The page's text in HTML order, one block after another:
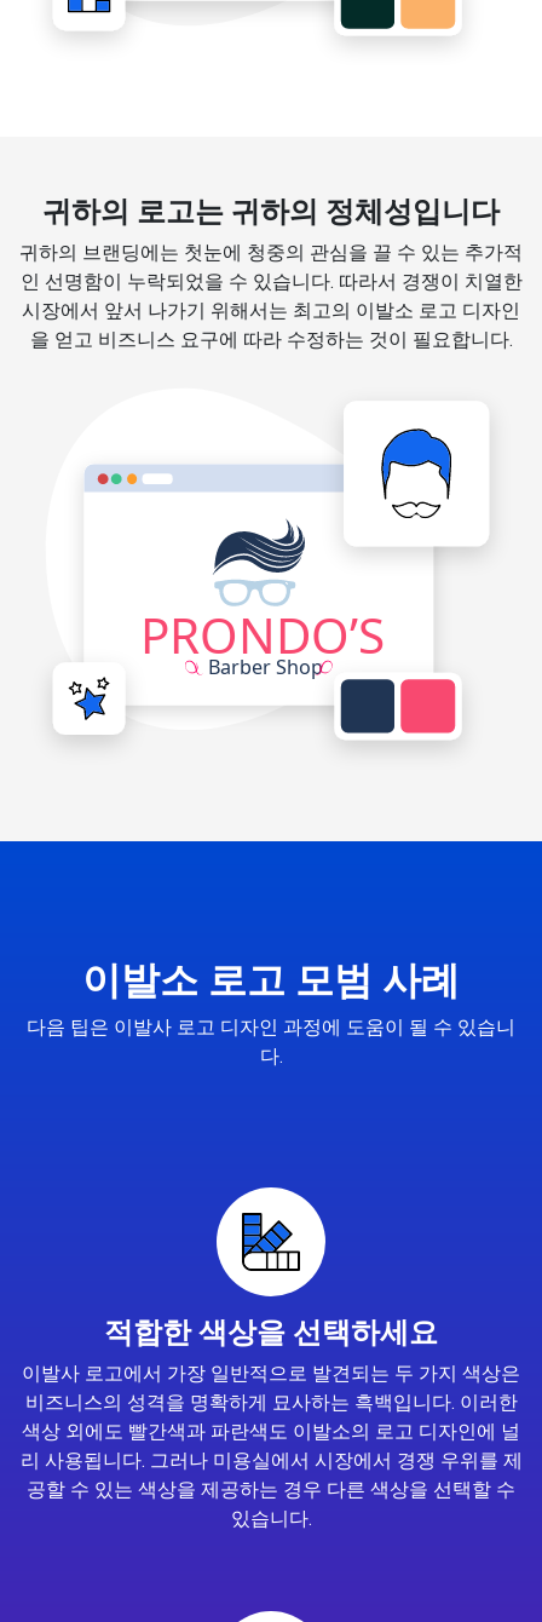
귀하의 로고는 귀하의 정체성입니다
귀하의 브랜딩에는 첫눈에 청중의 관심을 끌 수 있는 추가적
인 선명함이 누락되었을 수 있습니다. 따라서 경쟁이 치열한
시장에서 앞서 나가기 위해서는 최고의 이발소 로고 디자인
을 얻고 비즈니스 요구에 따라 수정하는 것이 필요합니다.
이발소 로고 모범 사례
다음 팁은 이발사 로고 디자인 과정에 도움이 될 수 있습니
다.
적합한 색상을 선택하세요
이발사 로고에서 가장 일반적으로 발견되는 두 가지 색상은
비즈니스의 성격을 명확하게 묘사하는 흑백입니다. 이러한
색상 외에도 빨간색과 파란색도 이발소의 로고 디자인에 널
리 사용됩니다. 그러나 미용실에서 시장에서 경쟁 우위를 제
공할 수 있는 색상을 제공하는 경우 다른 색상을 선택할 수
있습니다.